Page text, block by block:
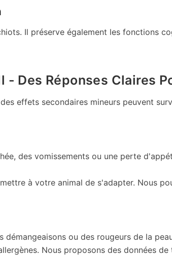
Il préserve également les fonctions
Des Réponses Claires
effets secondaires mineurs peuvent
des vomissements ou une perte
à votre animal de s'adapter. Nous
ou des rougeurs de la
Nous proposons des données